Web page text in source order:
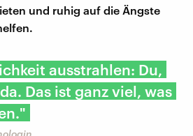
und ruhig auf die Ängste
ausstrahlen: Du,
Das ist ganz viel, was